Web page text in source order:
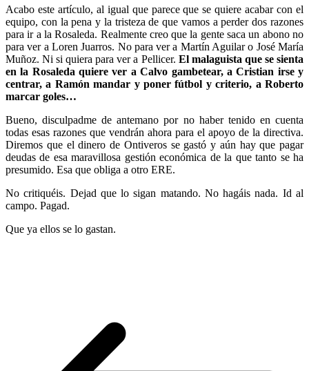
Acabo este artículo, al igual que parece que se quiere acabar con el
equipo, con la pena y la tristeza de que vamos a perder dos razones
para ir a la Rosaleda. Realmente creo que la gente saca un abono no
para ver a Loren Juarros. No para ver a Martín Aguilar o José María
Muñoz. Ni si quiera para ver a Pellicer. El malaguista que se sienta
en la Rosaleda quiere ver a Calvo gambetear, a Cristian irse y
centrar, a Ramón mandar y poner fútbol y criterio, a Roberto
marcar goles…
Bueno, disculpadme de antemano por no haber tenido en cuenta
todas esas razones que vendrán ahora para el apoyo de la directiva.
Diremos que el dinero de Ontiveros se gastó y aún hay que pagar
deudas de esa maravillosa gestión económica de la que tanto se ha
presumido. Esa que obliga a otro ERE.
No critiquéis. Dejad que lo sigan matando. No hagáis nada. Id al
campo. Pagad.
Que ya ellos se lo gastan.